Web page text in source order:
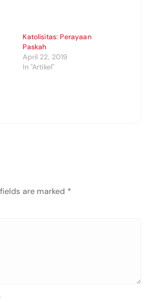
Katolisitas: Perayaan
Paskah
April 22, 2019
In "Artikel"
are marked *